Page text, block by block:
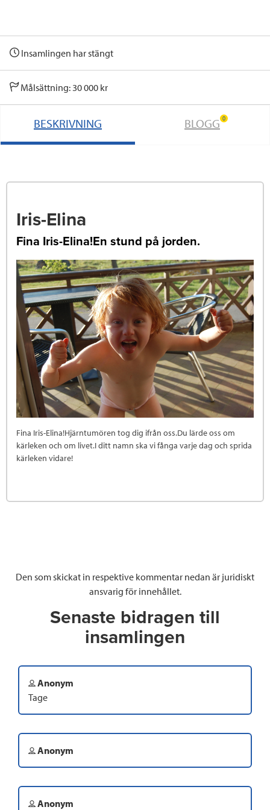
Insamlingen har stängt
Målsättning: 30 000 kr
BESKRIVNING BLOGG 0
Iris-Elina
Fina Iris-Elina!En stund på jorden.
Fina Iris-Elina!Hjärntumören tog dig ifrån oss.Du lärde oss om
kärleken och om livet.I ditt namn ska vi fånga varje dag och sprida
kärleken vidare!
Den som skickat in respektive kommentar nedan är juridiskt
ansvarig för innehållet.
Senaste bidragen till
insamlingen
Anonym
Tage
Anonym
Anonym